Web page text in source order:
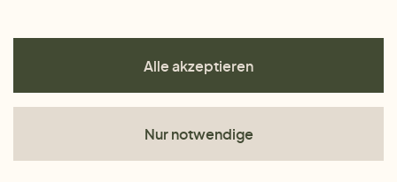
Alle akzeptieren
Nur notwendige